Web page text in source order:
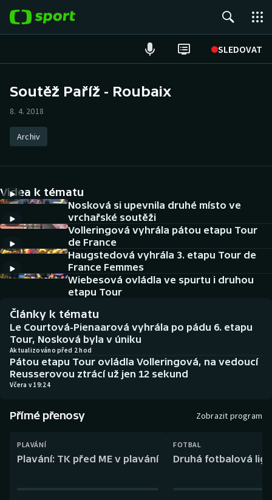
SLEDOVAT
Hokej
Tenis
Atletika
Cyklistika
DALŠÍ SPORTY
Americký fotbal
Baseball a softbal
Basketbal
Biatlon
Boby a skeleton
Dostihy
NEPŘEHLÉDNĚTE
Soutěže
Historické návraty
Aplikace ČT sport
AZ kvíz
Soutěž Paříž - Roubaix
8. 4. 2018
Archiv
Videa k tématu
Nosková si upevnila druhé místo ve
vrchařské soutěži
Volleringová vyhrála pátou etapu Tour
de France
Haugstedová vyhrála 3. etapu Tour de
France Femmes
Wiebesová ovládla ve spurtu i druhou
etapu Tour
Články k tématu
Le Courtová-Pienaarová vyhrála po pádu 6. etapu
Tour, Nosková byla v úniku
Aktualizováno před 2 hod
Pátou etapu Tour ovládla Volleringová, na vedoucí
Reusserovou ztrácí už jen 12 sekund
Včera v 19:24
Přímé přenosy Zobrazit program
PLAVÁNÍ
Plavání: TK před ME v plavání
FOTBAL
Druhá fotbalová